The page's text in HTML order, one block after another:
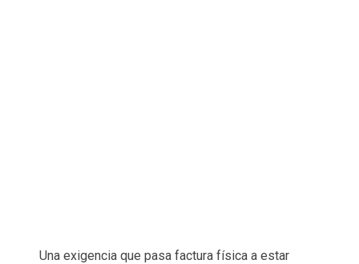
Una exigencia que pasa factura física a estar